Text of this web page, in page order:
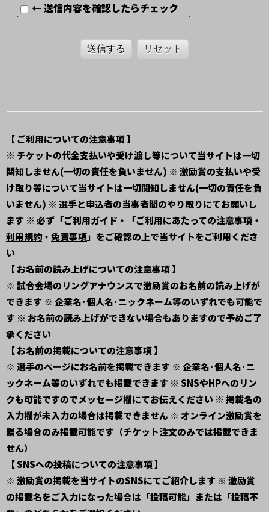
← 送信内容を確認したらチェック
送信する リセット
【 ご利用についての注意事項 】
※ チケットの代金支払いや受け渡し等について当サイトは一切
関知しません(一切の責任を負いません) ※ 激励賞の支払いや受
け取り等について当サイトは一切関知しません(一切の責任を負
いません) ※ 選手と申込者の当事者間のやり取りにてお願いし
ます ※ 必ず「ご利用ガイド ・「ご利用にあたっての注意事項 ・
利用規約・ 免責事項」をご確認の上で当サイトをご利用くださ
い
【 お名前の読み上げについての注意事項 】
※ 試合会場のリングアナウンスで激励賞のお名前の読み上げが
できます ※ 企業名･個人名･ニックネーム等のいずれでも可能で
す ※ お名前の読み上げができない場合もありますので予めご了
承ください
【 お名前の掲載についての注意事項 】
※ 選手のページにお名前を掲載できます ※ 企業名･個人名･ニ
ックネーム等のいずれでも掲載できます ※ SNSやHPへのリン
クも可能ですのでメッセージ欄にてお伝えください ※ 掲載名の
入力欄が未入力の場合は掲載できません ※ オンライン激励賞を
贈る場合のみ掲載可能です（チケット注文のみでは掲載できま
せん）
【 SNSへの投稿についての注意事項 】
※ 激励賞の掲載を当サイトのSNSにてご紹介します ※ 激励賞
の掲載名をご入力になった場合は「投稿可能」または「投稿不